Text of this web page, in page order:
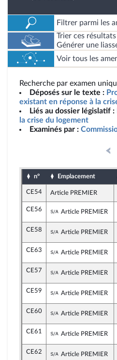
Filtrer parmi les
Trier ces
Générer une
Voir tous les
Recherche par examen
Déposés sur le texte :
existant en réponse à la
Liés au dossier législatif :
la crise du logement
Examinés par :
n° Emplacement
CE54 Article PREMIER
CE56 Sous-
Article PREMIER
CE58 Sous-
Article PREMIER
CE63 Sous-
Article PREMIER
CE57 Sous-
Article PREMIER
CE59 Sous-
Article PREMIER
CE60 Sous-
Article PREMIER
CE61 Sous-
Article PREMIER
CE62 Sous-
Article PREMIER